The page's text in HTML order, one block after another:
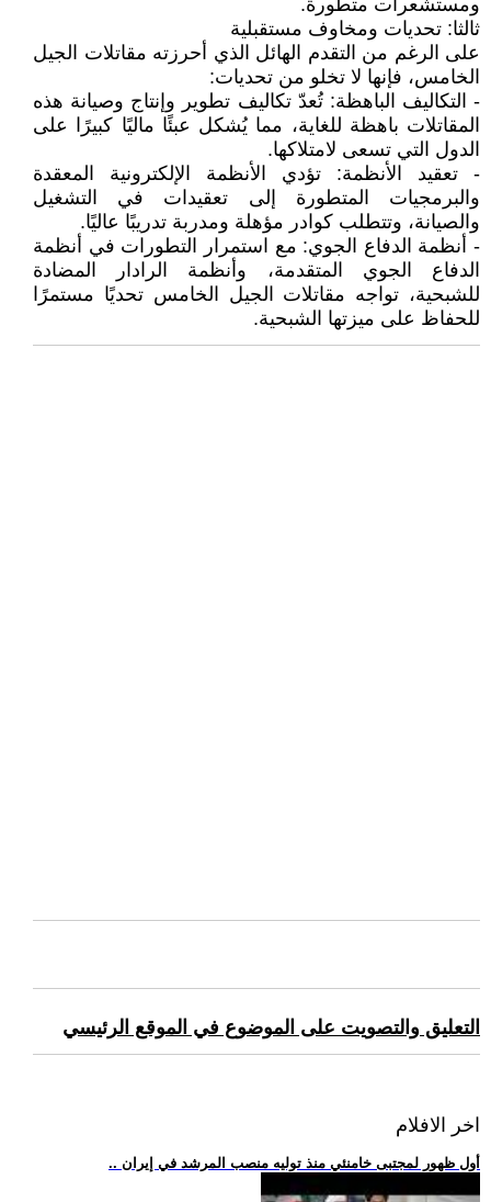
ومستشعرات متطورة.
ثالثا: تحديات ومخاوف مستقبلية
على الرغم من التقدم الهائل الذي أحرزته مقاتلات الجيل
الخامس، فإنها لا تخلو من تحديات:
- التكاليف الباهظة: تُعدّ تكاليف تطوير وإنتاج وصيانة هذه
المقاتلات باهظة للغاية، مما يُشكل عبئًا ماليًا كبيرًا على
الدول التي تسعى لامتلاكها.
- تعقيد الأنظمة: تؤدي الأنظمة الإلكترونية المعقدة
والبرمجيات المتطورة إلى تعقيدات في التشغيل
والصيانة، وتتطلب كوادر مؤهلة ومدربة تدريبًا عاليًا.
- أنظمة الدفاع الجوي: مع استمرار التطورات في أنظمة
الدفاع الجوي المتقدمة، وأنظمة الرادار المضادة
للشبحية، تواجه مقاتلات الجيل الخامس تحديًا مستمرًا
للحفاظ على ميزتها الشبحية.
التعليق والتصويت على الموضوع في الموقع الرئيسي
اخر الافلام
.. أول ظهور لمجتبى خامنئي منذ توليه منصب المرشد في إيران